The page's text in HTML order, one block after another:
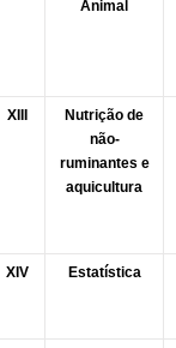
Animal
XIII
Nutrição de
não-
ruminantes e
aquicultura
XIV Estatística